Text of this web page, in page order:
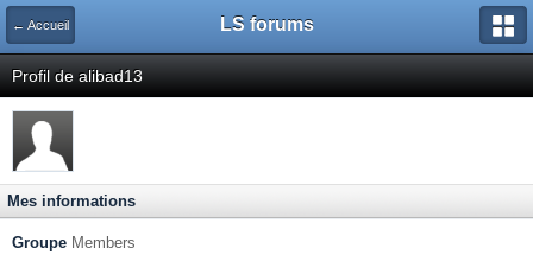
← Accueil LS forums
Profil de alibad13
Mes informations
Groupe Members